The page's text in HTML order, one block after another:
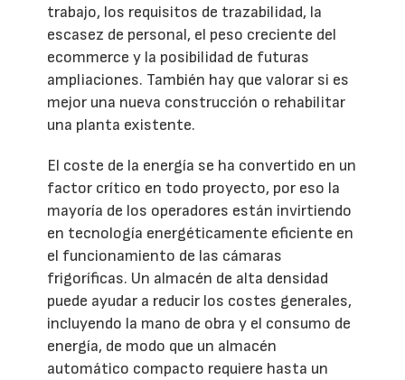
trabajo, los requisitos de trazabilidad, la
escasez de personal, el peso creciente del
ecommerce y la posibilidad de futuras
ampliaciones. También hay que valorar si es
mejor una nueva construcción o rehabilitar
una planta existente.
El coste de la energía se ha convertido en un
factor crítico en todo proyecto, por eso la
mayoría de los operadores están invirtiendo
en tecnología energéticamente eficiente en
el funcionamiento de las cámaras
frigoríficas. Un almacén de alta densidad
puede ayudar a reducir los costes generales,
incluyendo la mano de obra y el consumo de
energía, de modo que un almacén
automático compacto requiere hasta un